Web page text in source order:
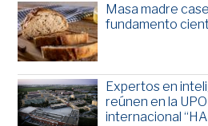
Masa madre
fundamento
Expertos en
reúnen en la
internacional